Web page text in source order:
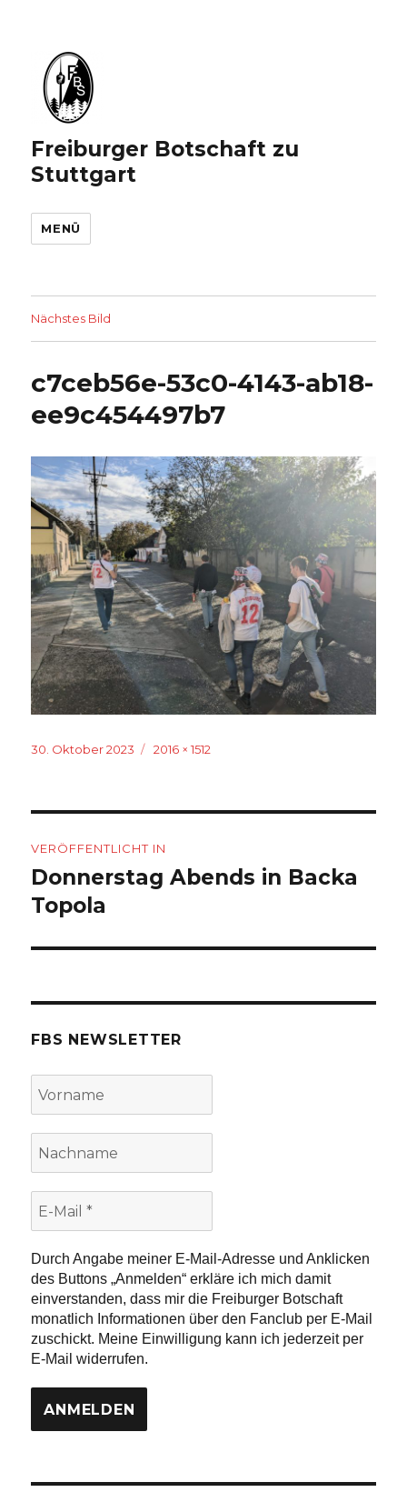
Freiburger Botschaft zu
Stuttgart
MENÜ
Nächstes Bild
c7ceb56e-53c0-4143-ab18-
ee9c454497b7
Veröffentlicht
30. Oktober 2023 Originalgröße
2016 × 1512
VERÖFFENTLICHT IN
Donnerstag Abends in Backa
Topola
FBS NEWSLETTER
Mail
Durch Angabe meiner E-Mail-Adresse und Anklicken
des Buttons „Anmelden“ erkläre ich mich damit
einverstanden, dass mir die Freiburger Botschaft
monatlich Informationen über den Fanclub per E-Mail
zuschickt. Meine Einwilligung kann ich jederzeit per
E-Mail widerrufen.